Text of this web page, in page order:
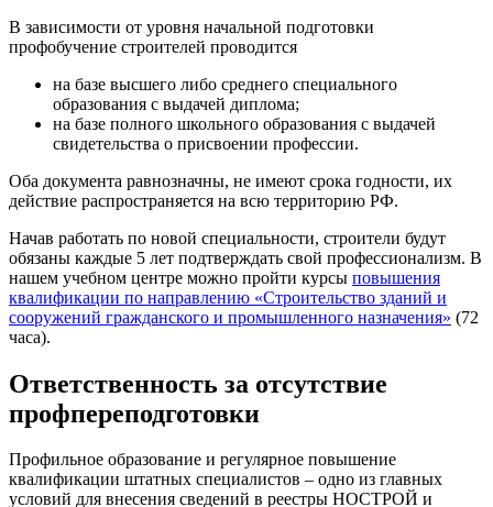
В зависимости от уровня начальной подготовки
профобучение строителей проводится
на базе высшего либо среднего специального
образования с выдачей диплома;
на базе полного школьного образования с выдачей
свидетельства о присвоении профессии.
Оба документа равнозначны, не имеют срока годности, их
действие распространяется на всю территорию РФ.
Начав работать по новой специальности, строители будут
обязаны каждые 5 лет подтверждать свой профессионализм. В
нашем учебном центре можно пройти курсы повышения
квалификации по направлению «Строительство зданий и
сооружений гражданского и промышленного назначения» (72
часа).
Ответственность за отсутствие
профпереподготовки
Профильное образование и регулярное повышение
квалификации штатных специалистов – одно из главных
условий для внесения сведений в реестры НОСТРОЙ и